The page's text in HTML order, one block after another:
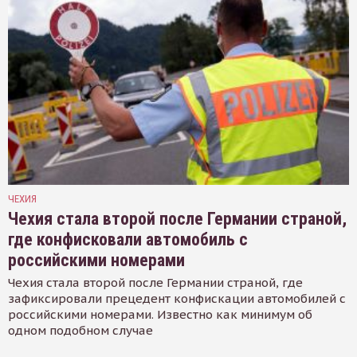
ЧЕХИЯ
Чехия стала второй после Германии страной,
где конфисковали автомобиль с
российскими номерами
Чехия стала второй после Германии страной, где
зафиксировали прецедент конфискации автомобилей с
российскими номерами. Известно как минимум об
одном подобном случае